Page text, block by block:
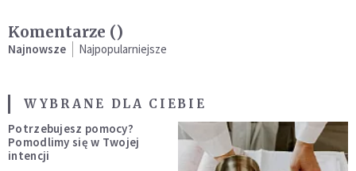
Komentarze ()
Najnowsze Najpopularniejsze
WYBRANE DLA CIEBIE
Potrzebujesz pomocy?
Pomodlimy się w Twojej
intencji